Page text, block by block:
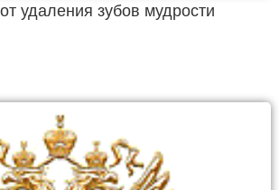
удаления зубов мудрости